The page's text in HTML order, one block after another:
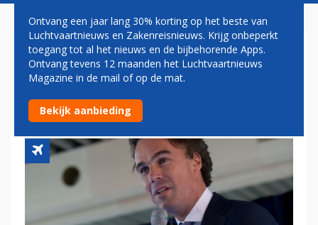
CAMIEL EURLINGS AAN DE
SLAG BIJ KNIGHTHOOD
CAPITAL
Ontvang een jaar lang 30% korting op het beste van
Luchtvaartnieuws en Zakenreisnieuws. Krijg onbeperkt
toegang tot al het nieuws en de bijbehorende Apps.
Ontvang tevens 12 maanden het Luchtvaartnieuws
Magazine in de mail of op de mat.
Bekijk aanbieding